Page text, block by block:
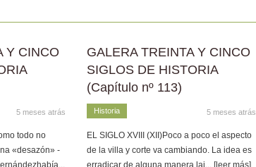
Y CINCO
5 meses atrás
todo no
«desazón» -
...
GALERA TREINTA Y CINCO
SIGLOS DE HISTORIA
(Capítulo nº 113)
Historia 5 meses atrás
EL SIGLO XVIII (XII)Poco a poco el aspecto
de la villa y corte va cambiando. La idea es
erradicar de alguna manera lai... [leer más]